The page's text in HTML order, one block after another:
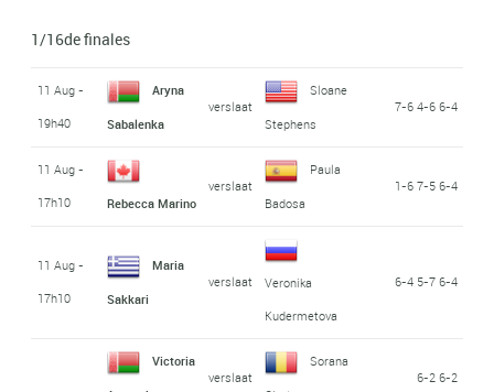
1/16de finales
11 Aug -
19h40
Aryna
Sabalenka
verslaat
Sloane
Stephens
7-6 4-6 6-4
11 Aug -
17h10
Rebecca Marino
verslaat
Paula
Badosa
1-6 7-5 6-4
11 Aug -
17h10
Maria
Sakkari
verslaat
Veronika
Kudermetova
6-4 5-7 6-4
Victoria
verslaat
Sorana
6-2 6-2